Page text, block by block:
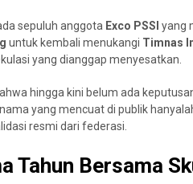
sepuluh anggota Exco PSSI yang
untuk kembali menukangi Timnas
yang dianggap menyesatkan.
hingga kini belum ada
yang mencuat di publik
resmi dari federasi.
Tahun Bersama